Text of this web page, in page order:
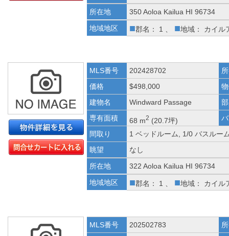
所在地
350 Aoloa Kailua HI 96734
地域地区
■郡名： 1 、 ■地域： カイル
MLS番号 202428702
価格
$498,000
建物名
Windward Passage
専有面積
68 m2 (20.7坪)
間取り
1 ベッドルーム, 1/0 バスルー
眺望
なし
所在地
322 Aoloa Kailua HI 96734
地域地区
■郡名： 1 、 ■地域： カイル
MLS番号 202502783